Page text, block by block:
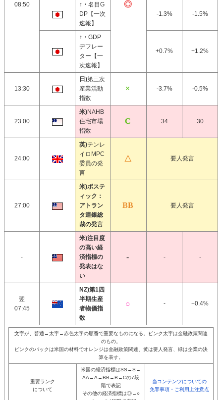
08:50 ↑・ 名目G
DP【一次
速報】
-1.3% -1.5%
↑・ GDP
デフレー
ター【一
次速報】
+0.7% +1.2%
13:30
日)第三次
産業活動
指数
-3.7% -0.5%
23:00
米)NAHB
住宅市場
指数
34 30
24:00
英)テンレ
イロMPC
委員の発
言
要人発言
27:00
米)ボステ
ィック：
アトラン
タ連銀総
裁の発言
要人発言
-
米)注目度
の高い経
済指標の
発表はな
い
- -
翌
07:45
NZ)第1四
半期生産
者物価指
数
- +0.4%
文字が、普通→太字→赤色太字の順番で重要なものになる。ピンク太字は金融政策関連
のもの。
ピンクのバックは米国の材料でオレンジは金融政策関連、黄は要人発言、緑は企業の決
算を表す。
重要ランク
について
米国の経済指標はSS→S→
AA→A→BB→B→Cの7段
階で表記
その他の経済指標は◎→○
当コンテンツについての
免罪事項・ご利用上注意点